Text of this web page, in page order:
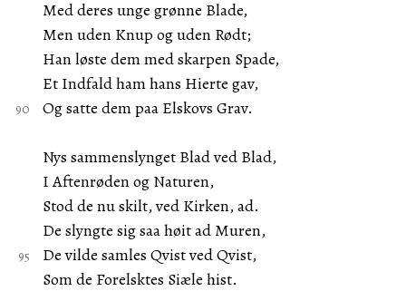
Med deres unge grønne Blade,
Men uden Knup og uden Rødt;
Han løste dem med skarpen Spade,
Et Indfald ham hans Hierte gav,
Og satte dem paa Elskovs Grav.
Nys sammenslynget Blad ved Blad,
I Aftenrøden og Naturen,
Stod de nu skilt, ved Kirken, ad.
De slyngte sig saa høit ad Muren,
De vilde samles Qvist ved Qvist,
Som de Forelsktes Siæle hist.